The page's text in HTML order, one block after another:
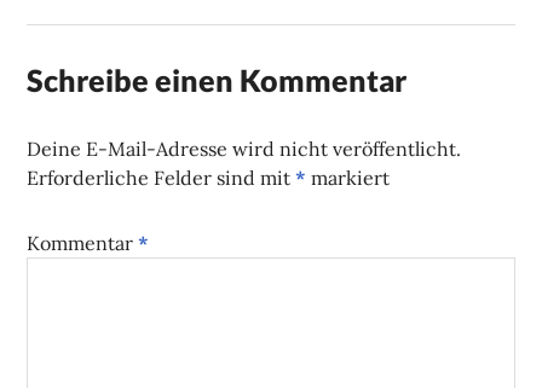
Schreibe einen Kommentar
Deine E-Mail-Adresse wird nicht veröffentlicht.
Erforderliche Felder sind mit* markiert
Kommentar*